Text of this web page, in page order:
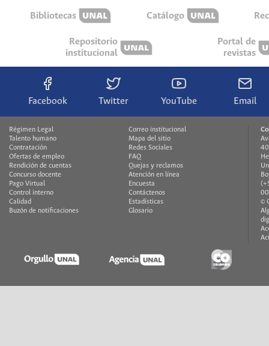
Bibliotecas Catálogo
Repositorio
institucional
Portal de
revistas
Facebook Twitter YouTube Email
Régimen Legal
Talento humano
Contratación
Ofertas de empleo
Rendición de cuentas
Concurso docente
Pago Virtual
Control interno
Calidad
Buzón de notificaciones
Correo institucional
Mapa del sitio
Redes Sociales
FAQ
Quejas y reclamos
Atención en línea
Encuesta
Contáctenos
Estadísticas
Glosario
©